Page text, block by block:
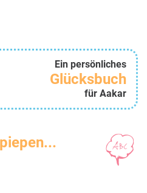
Ein persönliches
Glücksbuch
für Aakar